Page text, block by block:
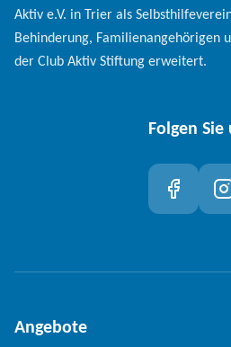
Aktiv e.V. in Trier als
Behinderung, Familienangehörigen
der Club Aktiv Stiftung erweitert.
Folgen Sie
Angebote